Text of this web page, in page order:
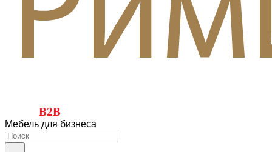
B2B
Мебель для бизнеса